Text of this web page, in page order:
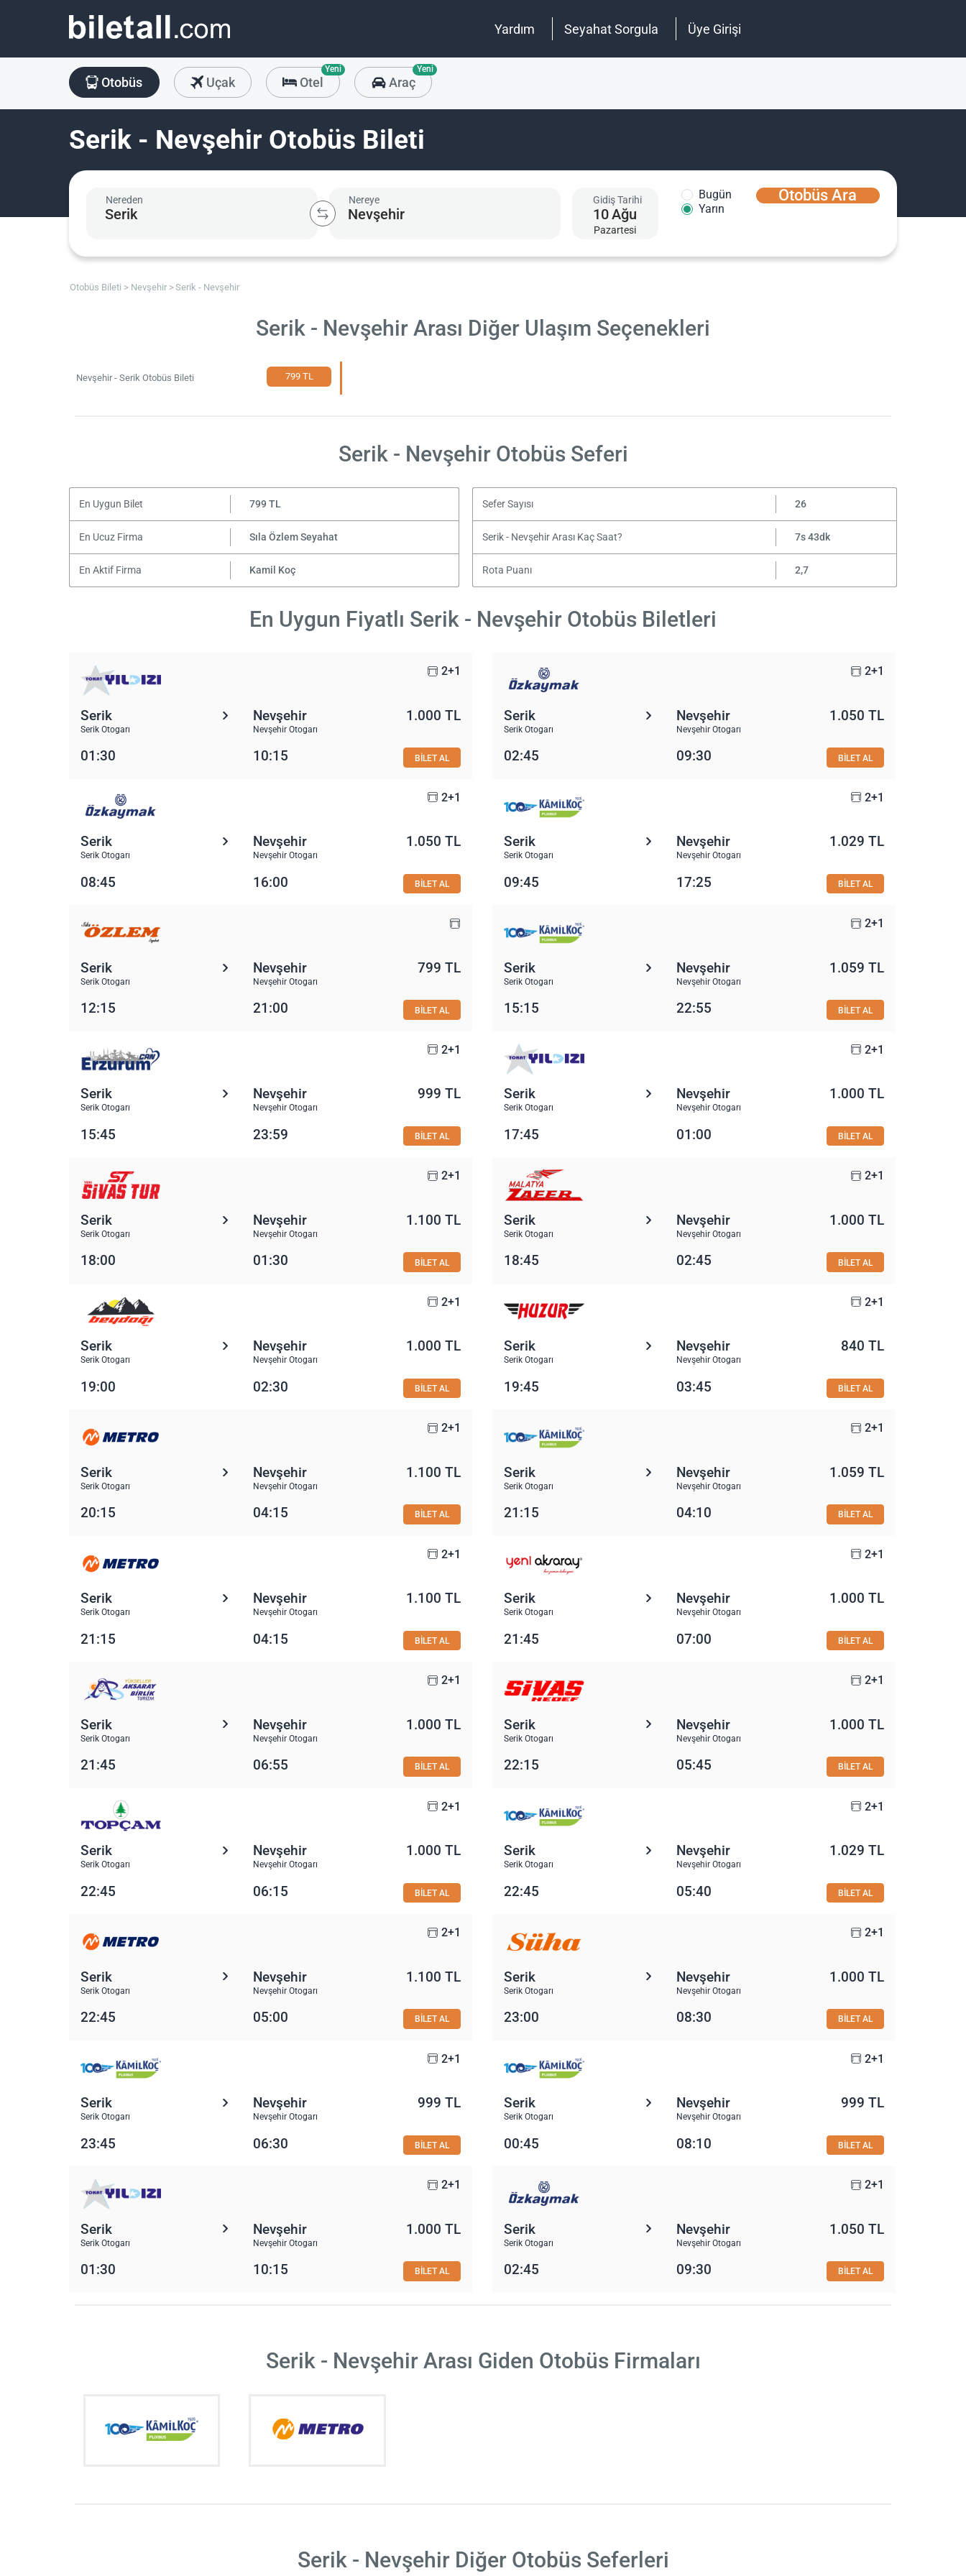
Yardım Seyahat Sorgula Üye Girişi
Otobüs Uçak Otel
Yeni
Araç
Yeni
Serik - Nevşehir Otobüs Bileti
Nereden Nereye Gidiş Tarihi
10Ağu
Pazartesi
Bugün
Yarın
Otobüs Ara
Otobüs Bileti Nevşehir Serik - Nevşehir
Serik - Nevşehir Arası Diğer Ulaşım Seçenekleri
Nevşehir - Serik Otobüs Bileti 799 TL
Serik - Nevşehir Otobüs Seferi
En Uygun Bilet 799 TL Sefer Sayısı 26
En Ucuz Firma Sıla Özlem Seyahat Serik - Nevşehir Arası Kaç Saat? 7s 43dk
En Aktif Firma Kamil Koç Rota Puanı 2,7
En Uygun Fiyatlı Serik - Nevşehir Otobüs Biletleri
2+1
Serik
Serik Otogarı
Nevşehir
Nevşehir Otogarı
1.000 TL
01:30 10:15 BİLET AL
2+1
Serik
Serik Otogarı
Nevşehir
Nevşehir Otogarı
1.050 TL
02:45 09:30 BİLET AL
2+1
Serik
Serik Otogarı
Nevşehir
Nevşehir Otogarı
1.050 TL
08:45 16:00 BİLET AL
2+1
Serik
Serik Otogarı
Nevşehir
Nevşehir Otogarı
1.029 TL
09:45 17:25 BİLET AL
Serik
Serik Otogarı
Nevşehir
Nevşehir Otogarı
799 TL
12:15 21:00 BİLET AL
2+1
Serik
Serik Otogarı
Nevşehir
Nevşehir Otogarı
1.059 TL
15:15 22:55 BİLET AL
2+1
Serik
Serik Otogarı
Nevşehir
Nevşehir Otogarı
999 TL
15:45 23:59 BİLET AL
2+1
Serik
Serik Otogarı
Nevşehir
Nevşehir Otogarı
1.000 TL
17:45 01:00 BİLET AL
2+1
Serik
Serik Otogarı
Nevşehir
Nevşehir Otogarı
1.100 TL
18:00 01:30 BİLET AL
2+1
Serik
Serik Otogarı
Nevşehir
Nevşehir Otogarı
1.000 TL
18:45 02:45 BİLET AL
2+1
Serik
Serik Otogarı
Nevşehir
Nevşehir Otogarı
1.000 TL
19:00 02:30 BİLET AL
2+1
Serik
Serik Otogarı
Nevşehir
Nevşehir Otogarı
840 TL
19:45 03:45 BİLET AL
2+1
Serik
Serik Otogarı
Nevşehir
Nevşehir Otogarı
1.100 TL
20:15 04:15 BİLET AL
2+1
Serik
Serik Otogarı
Nevşehir
Nevşehir Otogarı
1.059 TL
21:15 04:10 BİLET AL
2+1
Serik
Serik Otogarı
Nevşehir
Nevşehir Otogarı
1.100 TL
21:15 04:15 BİLET AL
2+1
Serik
Serik Otogarı
Nevşehir
Nevşehir Otogarı
1.000 TL
21:45 07:00 BİLET AL
2+1
Serik
Serik Otogarı
Nevşehir
Nevşehir Otogarı
1.000 TL
21:45 06:55 BİLET AL
2+1
Serik
Serik Otogarı
Nevşehir
Nevşehir Otogarı
1.000 TL
22:15 05:45 BİLET AL
2+1
Serik
Serik Otogarı
Nevşehir
Nevşehir Otogarı
1.000 TL
22:45 06:15 BİLET AL
2+1
Serik
Serik Otogarı
Nevşehir
Nevşehir Otogarı
1.029 TL
22:45 05:40 BİLET AL
2+1
Serik
Serik Otogarı
Nevşehir
Nevşehir Otogarı
1.100 TL
22:45 05:00 BİLET AL
2+1
Serik
Serik Otogarı
Nevşehir
Nevşehir Otogarı
1.000 TL
23:00 08:30 BİLET AL
2+1
Serik
Serik Otogarı
Nevşehir
Nevşehir Otogarı
999 TL
23:45 06:30 BİLET AL
2+1
Serik
Serik Otogarı
Nevşehir
Nevşehir Otogarı
999 TL
00:45 08:10 BİLET AL
2+1
Serik
Serik Otogarı
Nevşehir
Nevşehir Otogarı
1.000 TL
01:30 10:15 BİLET AL
2+1
Serik
Serik Otogarı
Nevşehir
Nevşehir Otogarı
1.050 TL
02:45 09:30 BİLET AL
Serik - Nevşehir Arası Giden Otobüs Firmaları
Serik - Nevşehir Diğer Otobüs Seferleri